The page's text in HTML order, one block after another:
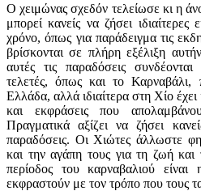
Ο χειμώνας σχεδόν τελείωσε κι η
μπορεί κανείς να ζήσει
χρόνο, όπως για παράδειγμα τις
βρίσκονται σε πλήρη εξέλιξη
αυτές τις παραδόσεις
τελετές, όπως και το Καρναβάλι,
Ελλάδα, αλλά ιδιαίτερα στη Χίο έχει
και εκφράσεις που
Πραγματικά αξίζει να ζήσει
παραδόσεις. Οι Χιώτες άλλωστε
και την αγάπη τους για τη ζωή
περίοδος του καρναβαλιού
εκφραστούν με τον τρόπο που τους